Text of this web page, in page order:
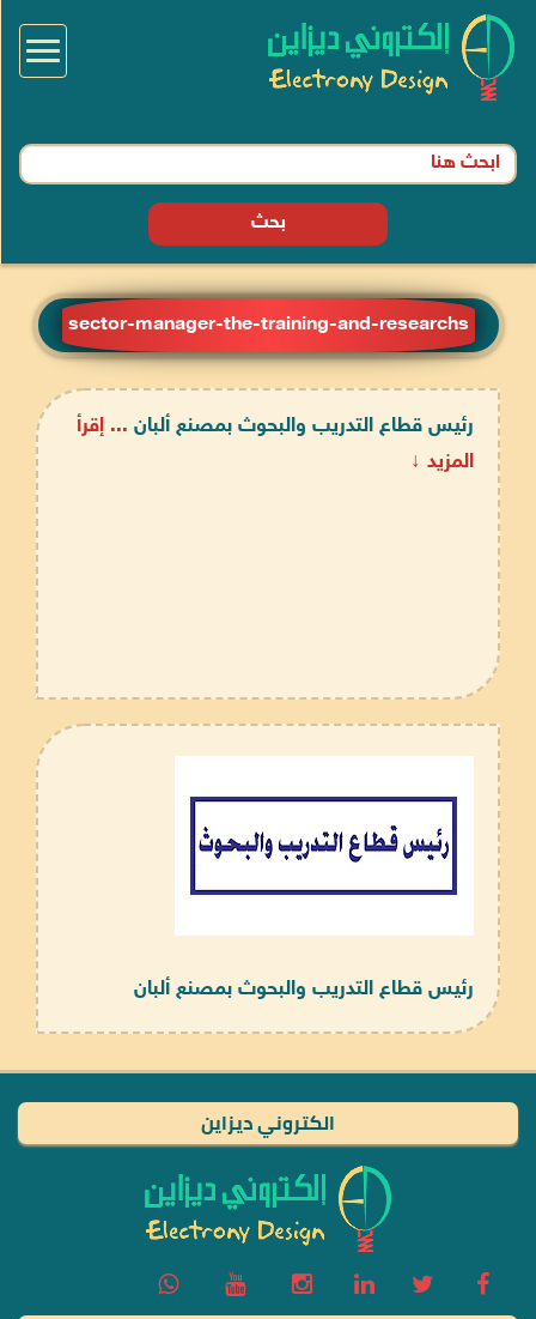
بحث
sector-manager-the-training-and-researchs
رئيس قطاع التدريب والبحوث بمصنع ألبان ... إقرأ
المزيد ↓
رئيس قطاع التدريب والبحوث بمصنع ألبان
الكتروني ديزاين